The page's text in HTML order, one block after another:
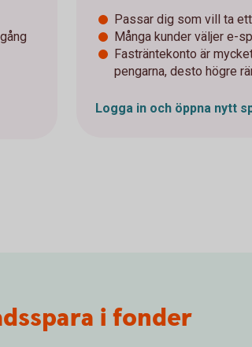
Passar dig som vill ta
Många kunder väljer e-
Fasträntekonto är
pengarna, desto högre
Logga in och öppna nytt
i fonder